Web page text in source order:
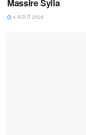
Massire Sylla
4 AOÛT 2026